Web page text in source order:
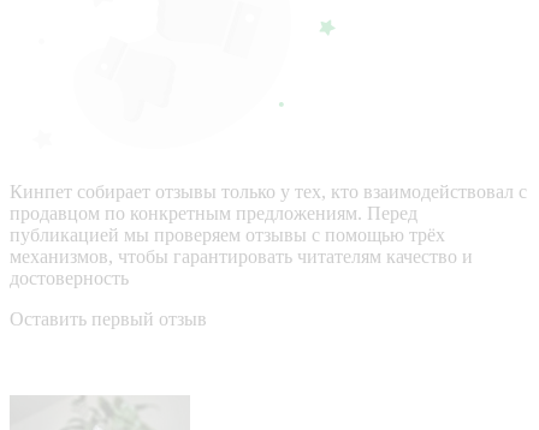
Кинпет собирает отзывы только у тех, кто взаимодействовал с
продавцом по конкретным предложениям. Перед
публикацией мы проверяем отзывы с помощью трёх
механизмов, чтобы гарантировать читателям качество и
достоверность
Оставить первый отзыв